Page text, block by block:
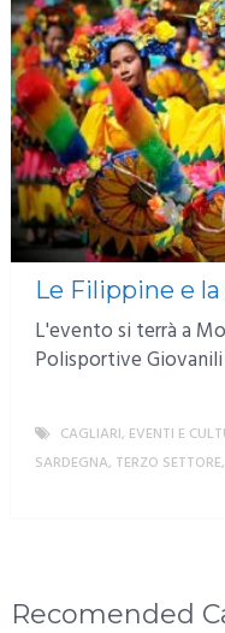
Le Filippine e
L'evento si terrà a
Polisportive
CAGLIARI, EVENTI E
SARDEGNA, TERZO SETTORE,
Recomended